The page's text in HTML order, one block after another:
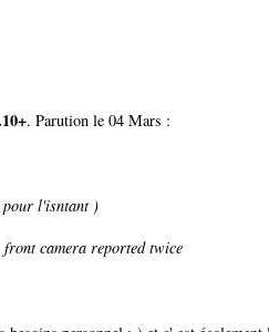
. Parution le 04 Mars :
pour l'isntant )
camera reported twice